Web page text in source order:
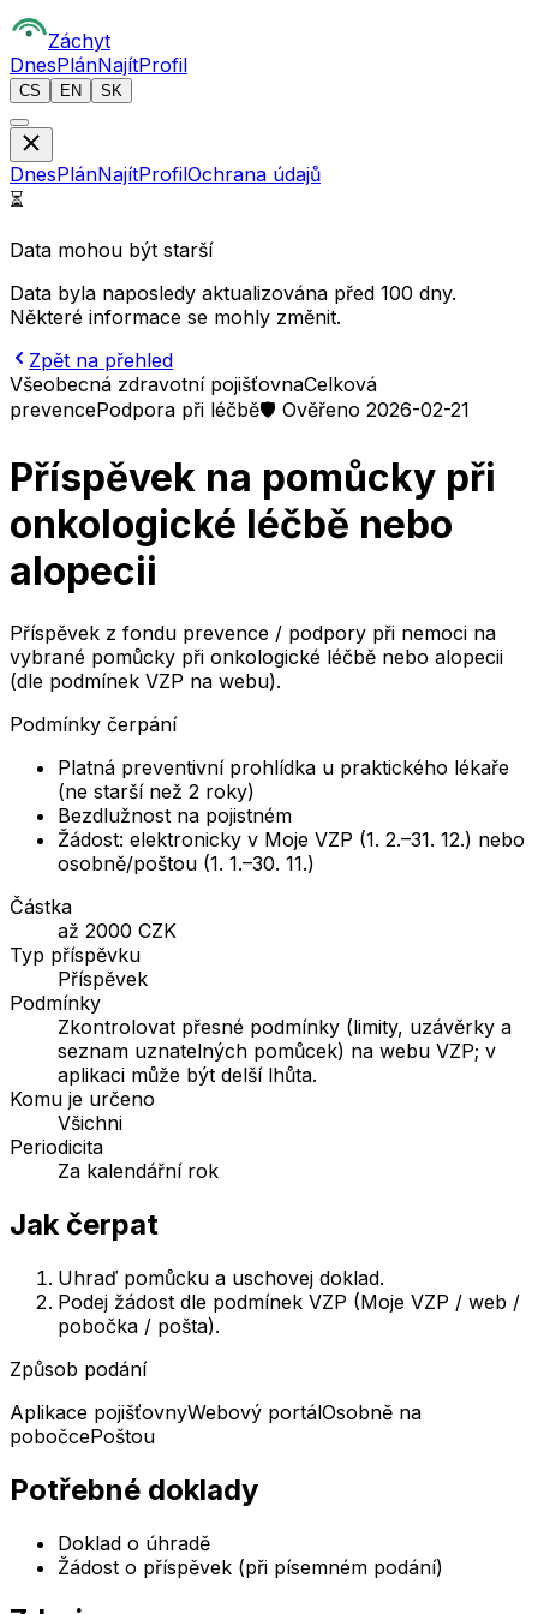
Záchyt
DnesPlánNajítProfil
CS EN SK
DnesPlánNajítProfilOchrana údajů
⏳
Data mohou být starší
Data byla naposledy aktualizována před 100 dny.
Některé informace se mohly změnit.
Zpět na přehled
Všeobecná zdravotní pojišťovnaCelková
prevencePodpora při léčbě🛡️ Ověřeno 2026-02-21
Příspěvek na pomůcky při
onkologické léčbě nebo
alopecii
Příspěvek z fondu prevence / podpory při nemoci na
vybrané pomůcky při onkologické léčbě nebo alopecii
(dle podmínek VZP na webu).
Podmínky čerpání
Platná preventivní prohlídka u praktického lékaře
(ne starší než 2 roky)
Bezdlužnost na pojistném
Žádost: elektronicky v Moje VZP (1. 2.–31. 12.) nebo
osobně/poštou (1. 1.–30. 11.)
Částka
až 2000 CZK
Typ příspěvku
Příspěvek
Podmínky
Zkontrolovat přesné podmínky (limity, uzávěrky a
seznam uznatelných pomůcek) na webu VZP; v
aplikaci může být delší lhůta.
Komu je určeno
Všichni
Periodicita
Za kalendářní rok
Jak čerpat
Uhraď pomůcku a uschovej doklad.
Podej žádost dle podmínek VZP (Moje VZP / web /
pobočka / pošta).
Způsob podání
Aplikace pojišťovnyWebový portálOsobně na
pobočcePoštou
Potřebné doklady
Doklad o úhradě
Žádost o příspěvek (při písemném podání)